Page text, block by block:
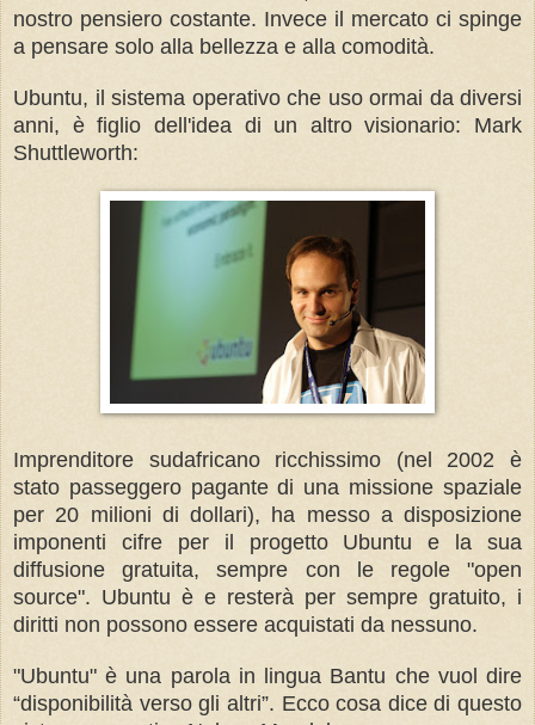
nostro pensiero costante. Invece il mercato ci spinge
a pensare solo alla bellezza e alla comodità.
Ubuntu, il sistema operativo che uso ormai da diversi
anni, è figlio dell'idea di un altro visionario: Mark
Shuttleworth:
Imprenditore sudafricano ricchissimo (nel 2002 è
stato passeggero pagante di una missione spaziale
per 20 milioni di dollari), ha messo a disposizione
imponenti cifre per il progetto Ubuntu e la sua
diffusione gratuita, sempre con le regole "open
source". Ubuntu è e resterà per sempre gratuito, i
diritti non possono essere acquistati da nessuno.
"Ubuntu" è una parola in lingua Bantu che vuol dire
“disponibilità verso gli altri”. Ecco cosa dice di questo